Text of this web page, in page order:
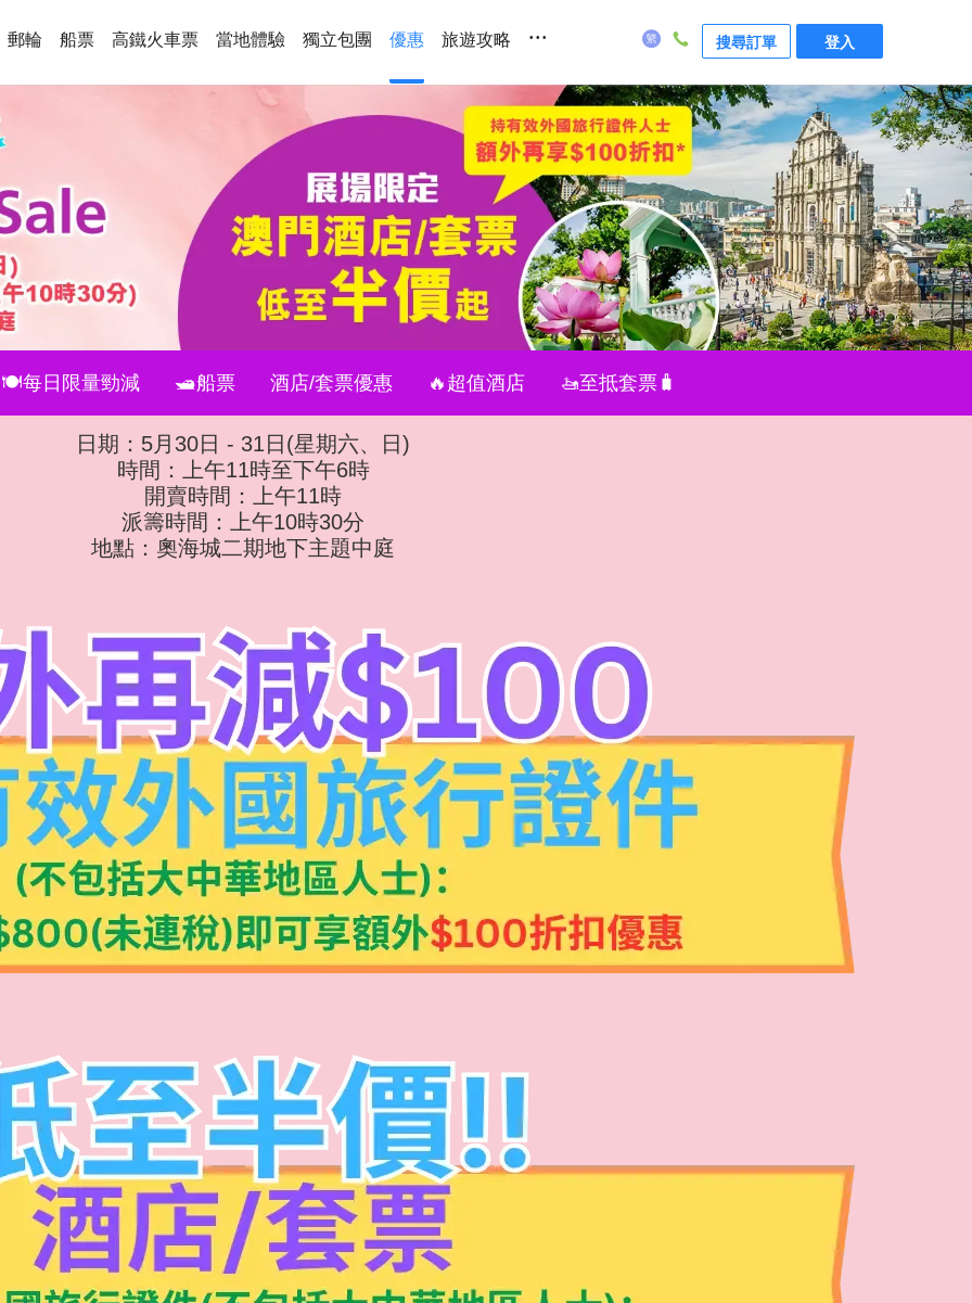
郵輪 船票 高鐵火車票 當地體驗 獨立包團 優惠 旅遊攻略 ... 搜尋訂單 登入
🍽️每日限量勁減 🛥️船票 酒店/套票優惠 🔥超值酒店 🚤至抵套票🧳
日期：5月30日 - 31日(星期六、日)
時間：上午11時至下午6時
開賣時間：上午11時
派籌時間：上午10時30分
地點：奧海城二期地下主題中庭